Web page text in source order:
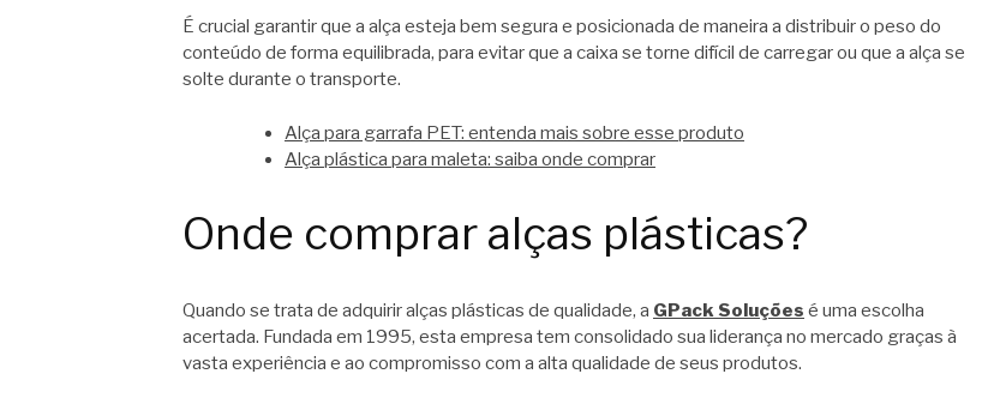
É crucial garantir que a alça esteja bem segura e posicionada de maneira a distribuir o peso do
conteúdo de forma equilibrada, para evitar que a caixa se torne difícil de carregar ou que a alça se
solte durante o transporte.
Alça para garrafa PET: entenda mais sobre esse produto
Alça plástica para maleta: saiba onde comprar
Onde comprar alças plásticas?
Quando se trata de adquirir alças plásticas de qualidade, a GPack Soluções é uma escolha
acertada. Fundada em 1995, esta empresa tem consolidado sua liderança no mercado graças à
vasta experiência e ao compromisso com a alta qualidade de seus produtos.